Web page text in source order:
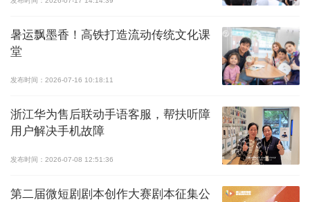
暑运飘墨香！高铁打造流动传统文化课
堂
发布时间：2026-07-16 10:18:11
浙江华为售后联动手语客服，帮扶听障
用户解决手机故障
发布时间：2026-07-08 12:51:36
第二届微短剧剧本创作大赛剧本征集公